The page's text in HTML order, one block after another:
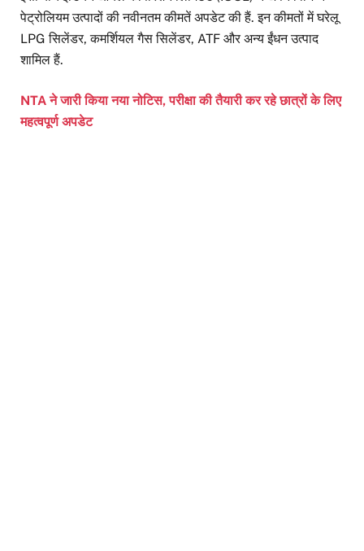
पेट्रोलियम उत्पादों की नवीनतम कीमतें अपडेट की हैं. इन कीमतों में घरेलू
LPG सिलेंडर, कमर्शियल गैस सिलेंडर, ATF और अन्य ईंधन उत्पाद
शामिल हैं.
NTA ने जारी किया नया नोटिस, परीक्षा की तैयारी कर रहे छात्रों के लिए
महत्वपूर्ण अपडेट